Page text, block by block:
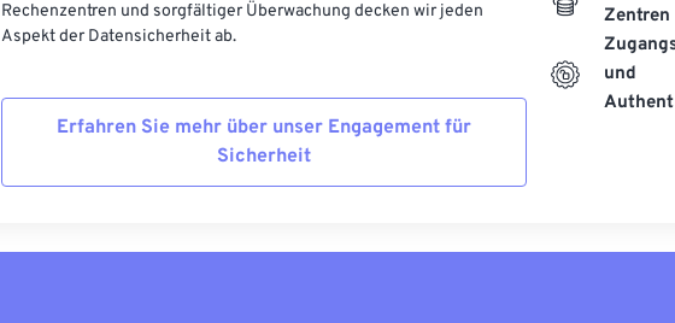
Rechenzentren und sorgfältiger Überwachung decken wir jeden
Aspekt der Datensicherheit ab.
Erfahren Sie mehr über unser Engagement für
Sicherheit
Zentren
und